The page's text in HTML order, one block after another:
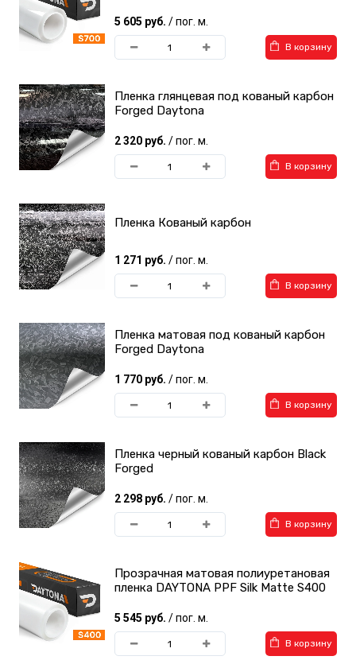
Виниловые текстурные
пленки
алюминий
Автовинил TeckWrap Пленки ORACAL
Светоотражающие
Виниловые пленки для
такси
StickerBomb
5 605 руб. / пог. м.
В корзину
Пленка глянцевая под кованый карбон
Forged Daytona
2 320 руб. / пог. м.
В корзину
Пленка Кованый карбон
1 271 руб. / пог. м.
В корзину
Пленка матовая под кованый карбон
Forged Daytona
1 770 руб. / пог. м.
В корзину
Пленка черный кованый карбон Black
Forged
2 298 руб. / пог. м.
В корзину
Прозрачная матовая полиуретановая
пленка DAYTONA PPF Silk Matte S400
5 545 руб. / пог. м.
В корзину